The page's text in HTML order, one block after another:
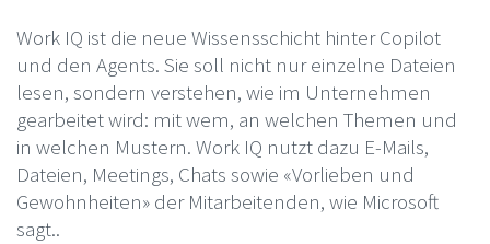
Work IQ ist die neue Wissensschicht hinter Copilot
und den Agents. Sie soll nicht nur einzelne Dateien
lesen, sondern verstehen, wie im Unternehmen
gearbeitet wird: mit wem, an welchen Themen und
in welchen Mustern. Work IQ nutzt dazu E-Mails,
Dateien, Meetings, Chats sowie «Vorlieben und
Gewohnheiten» der Mitarbeitenden, wie Microsoft
sagt..